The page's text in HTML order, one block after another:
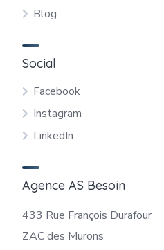
Blog
Social
Facebook
Instagram
LinkedIn
Agence AS Besoin
433 Rue François Durafour
ZAC des Murons